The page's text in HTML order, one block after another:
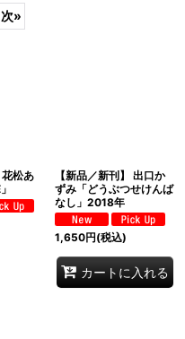
次»
花松あ
【新品／新刊】 出口か
ずみ「どうぶつせけんば
なし」2018年
1,650円(税込)
カートに入れる